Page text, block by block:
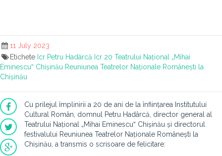
11 July 2023
Etichete Icr Petru Hadârcă Icr 20 Teatrului Național „Mihai
Eminescuˮ Chișinău Reuniunea Teatrelor Naționale Românești la
Chișinău
Cu prilejul împlinirii a 20 de ani de la înființarea Institutului
Cultural Român, domnul Petru Hadârcă, director general al
Teatrului Național „Mihai Eminescuˮ Chișinău și directorul
festivalului Reuniunea Teatrelor Naționale Românești la
Chișinău, a transmis o scrisoare de felicitare: